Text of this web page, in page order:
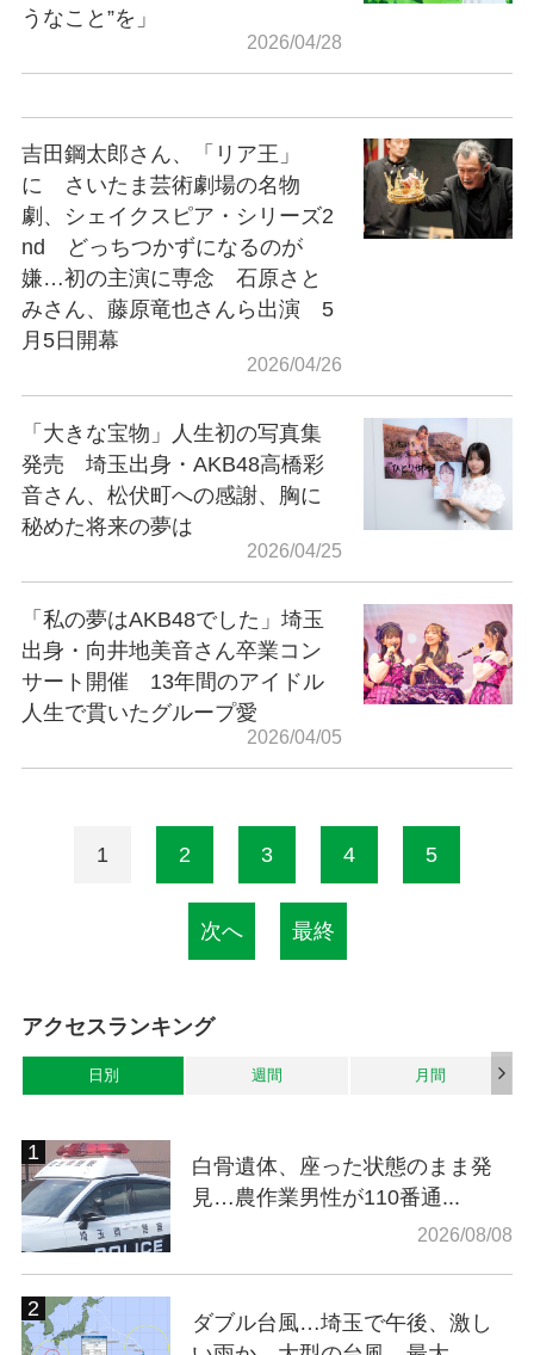
うなこと”を」
2026/04/28
吉田鋼太郎さん、「リア王」
に さいたま芸術劇場の名物
劇、シェイクスピア・シリーズ2
nd どっちつかずになるのが
嫌…初の主演に専念 石原さと
みさん、藤原竜也さんら出演 5
月5日開幕
2026/04/26
「大きな宝物」人生初の写真集
発売 埼玉出身・AKB48高橋彩
音さん、松伏町への感謝、胸に
秘めた将来の夢は
2026/04/25
「私の夢はAKB48でした」埼玉
出身・向井地美音さん卒業コン
サート開催 13年間のアイドル
人生で貫いたグループ愛
2026/04/05
1 2 3 4 5
次へ 最終
アクセスランキング
日別 週間 月間
白骨遺体、座った状態のまま発
見…農作業男性が110番通...
2026/08/08
ダブル台風…埼玉で午後、激し